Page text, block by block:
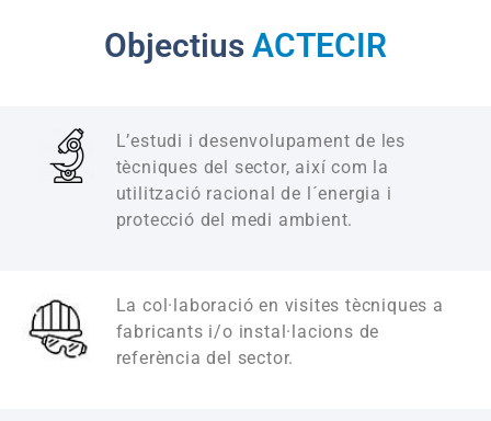
Objectius ACTECIR
L’estudi i desenvolupament de les
tècniques del sector, així com la
utilització racional de l´energia i
protecció del medi ambient.
La col·laboració en visites tècniques a
fabricants i/o instal·lacions de
referència del sector.